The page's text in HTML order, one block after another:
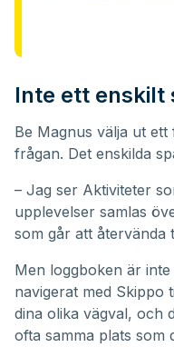
Inte ett enskilt
Be Magnus välja ut
frågan. Det enskilda
– Jag ser Aktiviteter
upplevelser samlas
som går att återvända
Men loggboken är
navigerat med Skippo
dina olika vägval, och
ofta samma plats som